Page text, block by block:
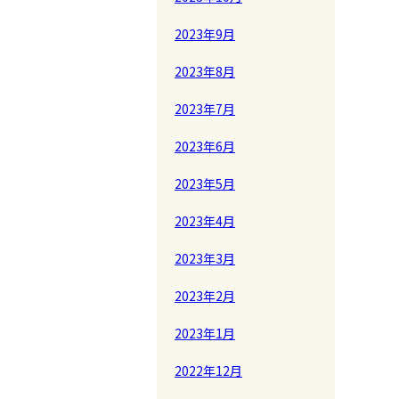
2023年9月
2023年8月
2023年7月
2023年6月
2023年5月
2023年4月
2023年3月
2023年2月
2023年1月
2022年12月